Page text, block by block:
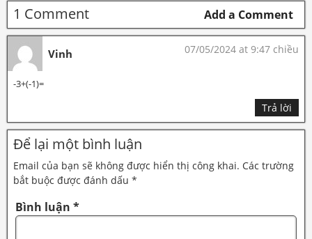
1 Comment Add a Comment
Vinh 07/05/2024 at 9:47 chiều
-3+(-1)=
Trả lời
Để lại một bình luận
Email của bạn sẽ không được hiển thị công khai. Các trường
bắt buộc được đánh dấu *
Bình luận *